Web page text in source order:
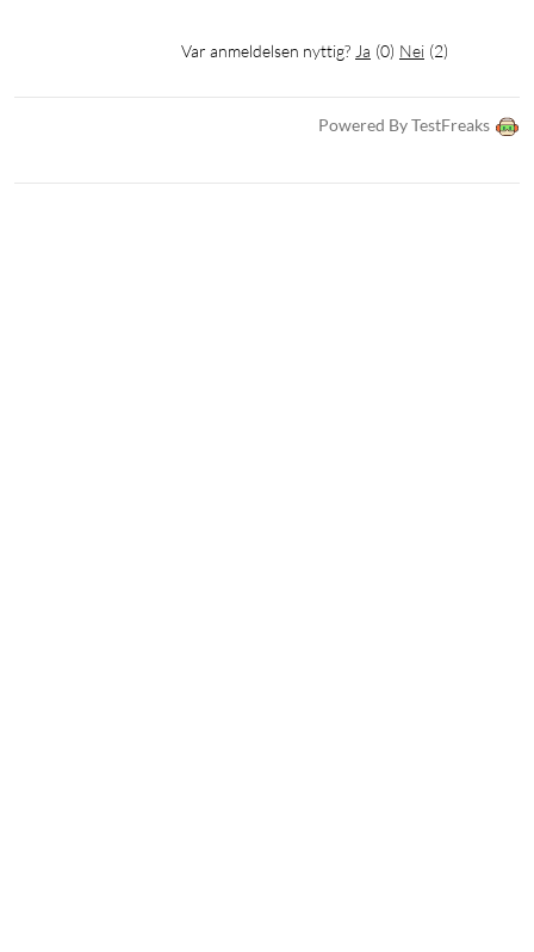
Var anmeldelsen nyttig? Ja (0) Nei (2)
Powered By TestFreaks